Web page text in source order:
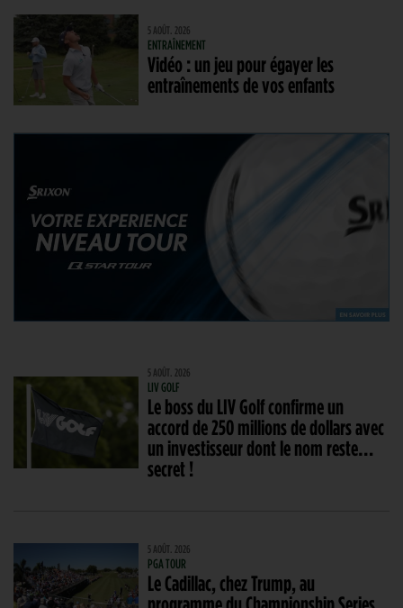
5 AOÛT. 2026
ENTRAÎNEMENT
Vidéo : un jeu pour égayer les
entraînements de vos enfants
5 AOÛT. 2026
LIV GOLF
Le boss du LIV Golf confirme un
accord de 250 millions de dollars avec
un investisseur dont le nom reste…
secret !
5 AOÛT. 2026
PGA TOUR
Le Cadillac, chez Trump, au
programme du Championship Series